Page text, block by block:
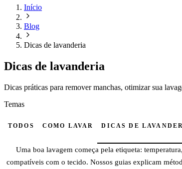
Início
Blog
Dicas de lavanderia
Dicas de lavanderia
Dicas práticas para remover manchas, otimizar sua
Temas
TODOS COMO LAVAR DICAS DE
Uma boa lavagem começa pela etiqueta:
compatíveis com o tecido. Nossos guias explicam